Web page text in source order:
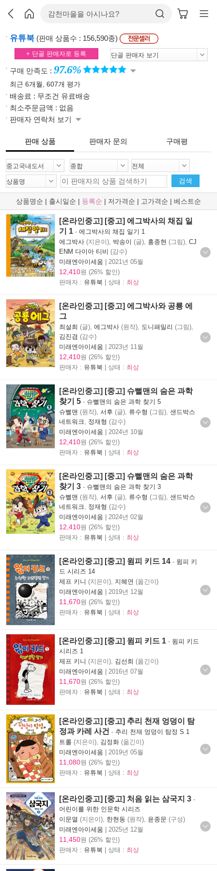
유튜북 (판매 상품수 : 156,590종)
+ 단골 판매자로 등록
구매 만족도 : 97.6%
최근 6개월, 607개 평가
배송료 : 무조건 유료배송
최소주문금액 : 없음
판매자 연락처 보기
판매 상품 판매자 문의 구매평
검색
상품명순 | 출시일순 | 등록순 | 저가격순 | 고가격순 | 베스트순
[온라인중고] [중고] 에그박사의 채집 일
기 1 - 에그박사의 채집 일기 1
에그박사 (지은이), 박송이 (글), 홍종현 (그림), CJ
ENM 다이아 티비 (감수)
미래엔아이세움 | 2021년 05월
12,410원 (26% 할인)
판매자 : 유튜북 | 상태 : 최상
[온라인중고] [중고] 에그박사와 공룡 에
그
최설희 (글), 에그박사 (원작), 도니패밀리 (그림),
김진겸 (감수)
미래엔아이세움 | 2023년 11월
12,410원 (26% 할인)
판매자 : 유튜북 | 상태 : 최상
[온라인중고] [중고] 슈뻘맨의 숨은 과학
찾기 5 - 슈뻘맨의 숨은 과학 찾기 5
슈뻘맨 (원작), 서후 (글), 류수형 (그림), 샌드박스
네트워크
정재형 (감수)
미래엔아이세움 | 2024년 10월
12,410원 (26% 할인)
판매자 : 유튜북 | 상태 : 최상
[온라인중고] [중고] 슈뻘맨의 숨은 과학
찾기 3 - 슈뻘맨의 숨은 과학 찾기 3
슈뻘맨 (원작), 서후 (글), 류수형 (그림), 샌드박스
네트워크
정재형 (감수)
미래엔아이세움 | 2024년 02월
12,410원 (26% 할인)
판매자 : 유튜북 | 상태 : 최상
[온라인중고] [중고] 윔피 키드 14 - 윔피 키
드 시리즈 14
제프 키니 (지은이), 지혜연 (옮긴이)
미래엔아이세움 | 2019년 12월
11,670원 (26% 할인)
판매자 : 유튜북 | 상태 : 최상
[온라인중고] [중고] 윔피 키드 1 - 윔피 키드
시리즈 1
제프 키니 (지은이), 김선희 (옮긴이)
미래엔아이세움 | 2016년 07월
11,670원 (26% 할인)
판매자 : 유튜북 | 상태 : 최상
[온라인중고] [중고] 추리 천재 엉덩이 탐
정과 카레 사건 - 추리 천재 엉덩이 탐정 S 1
트롤 (지은이), 김정화 (옮긴이)
미래엔아이세움 | 2019년 05월
11,080원 (26% 할인)
판매자 : 유튜북 | 상태 : 최상
[온라인중고] [중고] 처음 읽는 삼국지 3 -
어린이를 위한 인문학 시리즈
이문열 (지은이), 한현동 (원작), 윤종문 (구성)
미래엔아이세움 | 2025년 12월
11,450원 (26% 할인)
판매자 : 유튜북 | 상태 : 최상